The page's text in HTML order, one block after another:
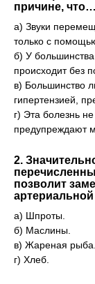
причине, что…
а) Звуки
только с
б) У
происходит без
в) Большинство
гипертензией,
г) Эта болезнь
предупреждают
2.
позволит
а) Шпроты.
б) Маслины.
в) Жареная рыба.
г) Хлеб.